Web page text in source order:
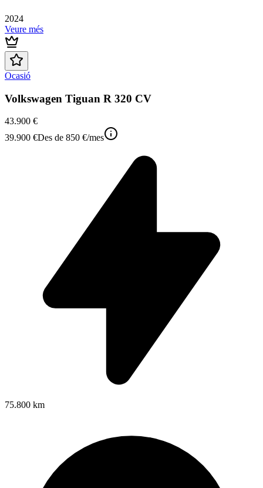
2024
Veure més
Ocasió
Volkswagen Tiguan R 320 CV
43.900 €
39.900 €Des de 850 €/mes
75.800 km